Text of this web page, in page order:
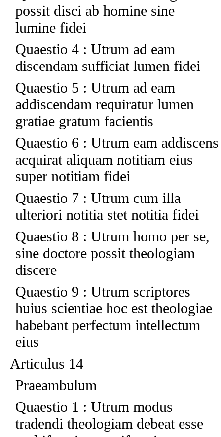
possit disci ab homine sine
lumine fidei
Quaestio 4 : Utrum ad eam
discendam sufficiat lumen fidei
Quaestio 5 : Utrum ad eam
addiscendam requiratur lumen
gratiae gratum facientis
Quaestio 6 : Utrum eam addiscens
acquirat aliquam notitiam eius
super notitiam fidei
Quaestio 7 : Utrum cum illa
ulteriori notitia stet notitia fidei
Quaestio 8 : Utrum homo per se,
sine doctore possit theologiam
discere
Quaestio 9 : Utrum scriptores
huius scientiae hoc est theologiae
habebant perfectum intellectum
eius
Articulus 14
Praeambulum
Quaestio 1 : Utrum modus
tradendi theologiam debeat esse